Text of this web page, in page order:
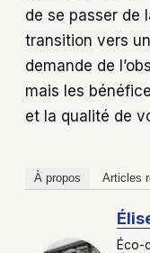
de se passer de
transition vers
demande de
mais les
et la qualité de
À propos Articles